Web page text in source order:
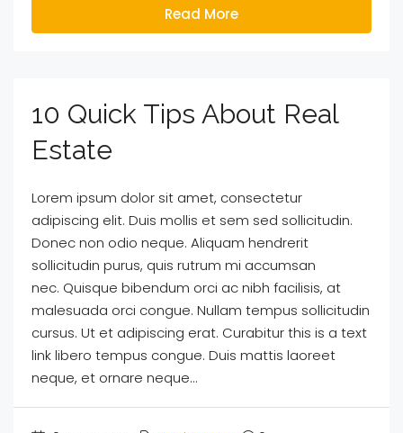
Read More
10 Quick Tips About Real
Estate
Lorem ipsum dolor sit amet, consectetur
adipiscing elit. Duis mollis et sem sed sollicitudin.
Donec non odio neque. Aliquam hendrerit
sollicitudin purus, quis rutrum mi accumsan
nec. Quisque bibendum orci ac nibh facilisis, at
malesuada orci congue. Nullam tempus sollicitudin
cursus. Ut et adipiscing erat. Curabitur this is a text
link libero tempus congue. Duis mattis laoreet
neque, et ornare neque...